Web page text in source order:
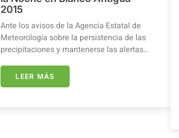
2015
Ante los avisos de la Agencia Estatal de
Meteorología sobre la persistencia de las
precipitaciones y mantenerse las alertas…
LEER MÁS